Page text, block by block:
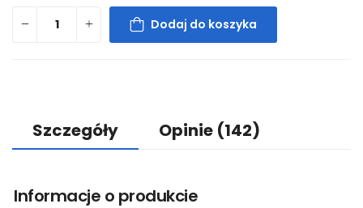
Dodaj do koszyka
Szczegóły Opinie (142)
Informacje o produkcie